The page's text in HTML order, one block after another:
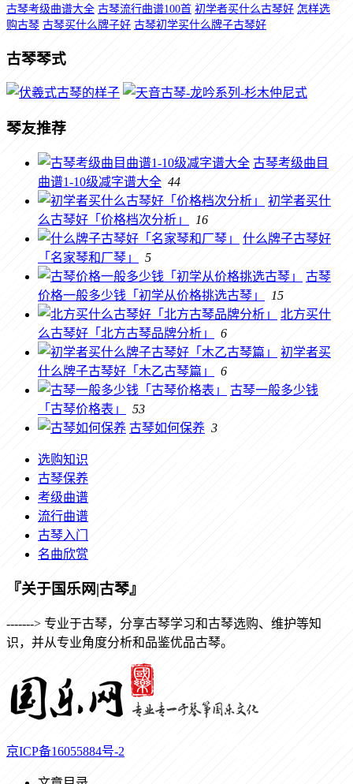
古琴考级曲谱大全 古琴流行曲谱100首 初学者买什么古琴好 怎样选
购古琴 古琴买什么牌子好 古琴初学买什么牌子古琴好
古琴琴式
琴友推荐
古琴考级曲目
曲谱1-10级减字谱大全 44
初学者买什
么古琴好「价格档次分析」
16
什么牌子古琴好
「名家琴和厂琴」
5
古琴
价格一般多少钱「初学从价格挑选古琴」
15
北方买什
么古琴好「北方古琴品牌分析」
6
初学者买
什么牌子古琴好「木乙古琴篇」
6
古琴一般多少钱
「古琴价格表」
53
古琴如何保养 3
选购知识
古琴保养
考级曲谱
流行曲谱
古琴入门
名曲欣赏
『关于国乐网|古琴』
-------> 专业于古琴，分享古琴学习和古琴选购、维护等知
识，并从专业角度分析和品鉴优品古琴。
京ICP备16055884号-2